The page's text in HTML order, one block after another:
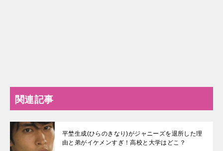
関連記事
平埜生成(ひらのきなり)がジャニーズを退所した理
由と弟がイケメンすぎ！高校と大学はどこ？